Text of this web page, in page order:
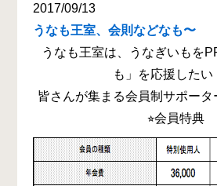
2017/09/13
うなも王室、会則などなも〜
うなも王室は、うなぎいもを
も」を応援したい
皆さんが集まる会員制サポータ
⭐︎会員特典